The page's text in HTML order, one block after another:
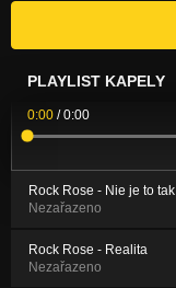
PLAYLIST KAPELY
0:00 /0:00
Rock Rose - Nie je to
Nezařazeno
Rock Rose - Realita
Nezařazeno